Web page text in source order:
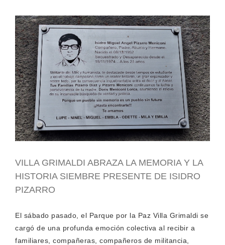
VILLA GRIMALDI ABRAZA LA MEMORIA Y LA
HISTORIA SIEMBRE PRESENTE DE ISIDRO
PIZARRO
El sábado pasado, el Parque por la Paz Villa Grimaldi se
cargó de una profunda emoción colectiva al recibir a
familiares, compañeras, compañeros de militancia,